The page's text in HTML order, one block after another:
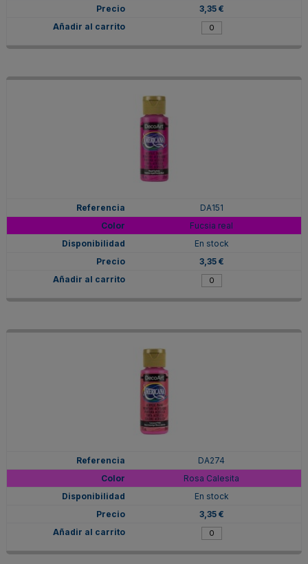
3,35 €
DA151
Fucsia real
En stock
3,35 €
DA274
Rosa Calesita
En stock
3,35 €